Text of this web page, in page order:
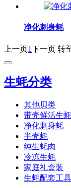
净化刺身蚝
上一页1下一页 转
生蚝分类
其他贝类
带壳鲜活生蚝
净化刺身蚝
半壳蚝
纯生蚝肉
冷冻生蚝
家庭礼盒装
生蚝配套工具